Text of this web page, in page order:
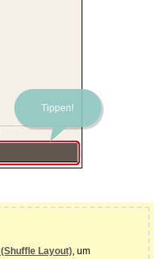
Tippen!
(Shuffle Layout), um